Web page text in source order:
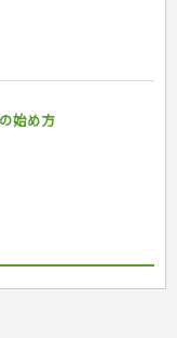
始め方